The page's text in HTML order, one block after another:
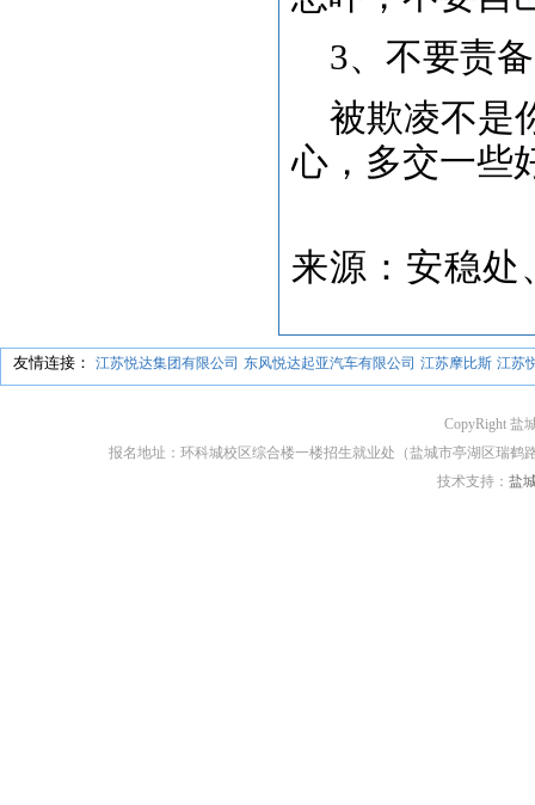
3、不要责
被欺凌不是
心，多交一些
来源：安稳处
友情连接： 江苏悦达集团有限公司 东风悦达起亚汽车有限公司 江苏摩比斯 江苏
CopyRight 盐
报名地址：环科城校区综合楼一楼招生就业处（盐城市亭湖区瑞鹤
技术支持：盐